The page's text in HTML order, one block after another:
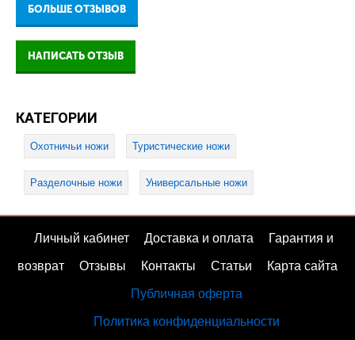
БОЛЬШЕ ОТЗЫВОВ
НАПИСАТЬ ОТЗЫВ
КАТЕГОРИИ
Охотничьи ножи Туристические ножи
Разделочные ножи Универсальные ножи
Личный кабинет Доставка и оплата Гарантия и
возврат Отзывы Контакты Статьи Карта сайта
Публичная оферта
Политика конфиденциальности